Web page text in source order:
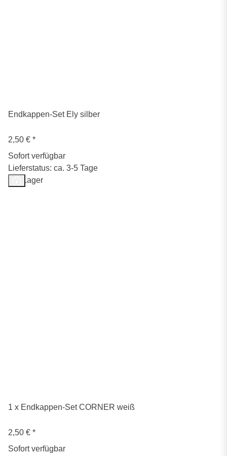
Endkappen-Set Ely silber
2,50 € *
Sofort verfügbar
Lieferstatus: ca. 3-5 Tage
Auf Lager
1 x Endkappen-Set CORNER weiß
2,50 € *
Sofort verfügbar